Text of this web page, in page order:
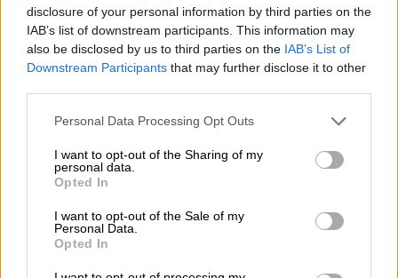
disclosure of your personal information by third parties on the
IAB’s list of downstream participants. This information may
also be disclosed by us to third parties on the IAB’s List of
Downstream Participants that may further disclose it to other
Please note that this website/app uses one or more Google
not limited to your visit or usage behaviour. You may click to
grant or deny consent to Google and its third-party tags to
use your data for below specified purposes in below Google
consent section.
Personal Data Processing Opt Outs
I want to opt-out of the Sharing of my
personal data.
Opted In
I want to opt-out of the Sale of my
Personal Data.
Opted In
αποκαλούσαµε, σχεδόν πάντα όρθιο,
θαυµάζαµε τις µεγάλες νεανικές δρασκελιές
του, εντυπωσιαζόµασταν από το στητό
κορµί του, από την επιµονή του να ατενίζει,
όχι να κοιτάζει, όχι, να ατενίζει τα πάντα
γύρω του, και να µην ενδίδει στην πικρία,
ούτε καν στη µελαγχολία, αυτός ο ποιητής
που τόσο αδικήθηκε, τόσο λοιδορήθηκε,
τόσο παραµερίστηκε, τόσο αποµονώθηκε.
Αλλά και τόσο αγαπήθηκε. Ιδίως από µια
πιτσιρικαρία επηρµένη, ναι, επηρµένη, γιατί